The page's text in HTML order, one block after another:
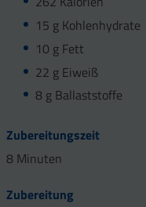
15 g Kohlenhydrate
10 g Fett
22 g Eiweiß
8 g Ballaststoffe
Zubereitungszeit
8 Minuten
Zubereitung